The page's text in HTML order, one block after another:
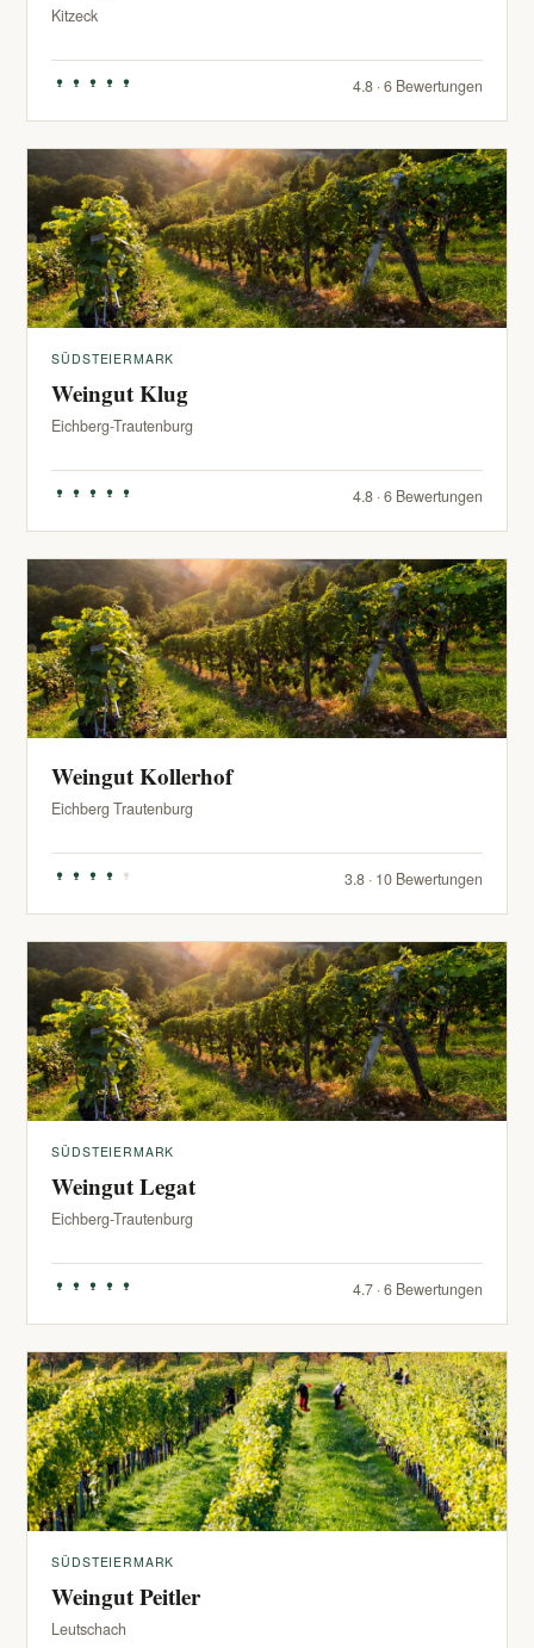
Kitzeck
4.8 · 6 Bewertungen
SÜDSTEIERMARK
Weingut Klug
Eichberg-Trautenburg
4.8 · 6 Bewertungen
Weingut Kollerhof
Eichberg Trautenburg
3.8 · 10 Bewertungen
SÜDSTEIERMARK
Weingut Legat
Eichberg-Trautenburg
4.7 · 6 Bewertungen
SÜDSTEIERMARK
Weingut Peitler
Leutschach